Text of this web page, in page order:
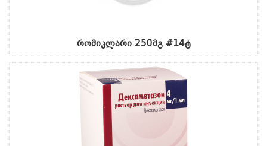
რომიკლარი 250მგ #14ტ